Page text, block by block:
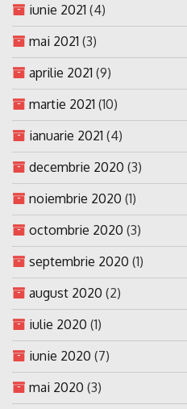
iunie 2021 (4)
mai 2021 (3)
aprilie 2021 (9)
martie 2021 (10)
ianuarie 2021 (4)
decembrie 2020 (3)
noiembrie 2020 (1)
octombrie 2020 (3)
septembrie 2020 (1)
august 2020 (2)
iulie 2020 (1)
iunie 2020 (7)
mai 2020 (3)